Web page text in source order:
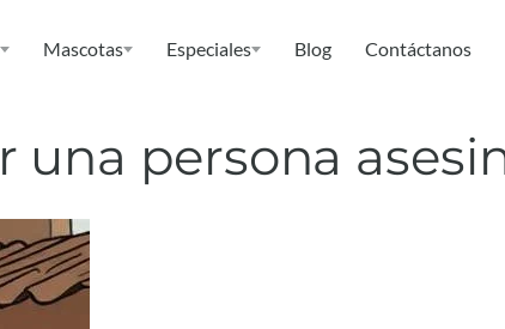
Mascotas Especiales Blog Contáctanos
persona